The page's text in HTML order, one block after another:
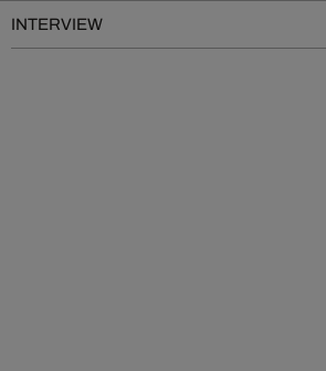
INTERVIEW